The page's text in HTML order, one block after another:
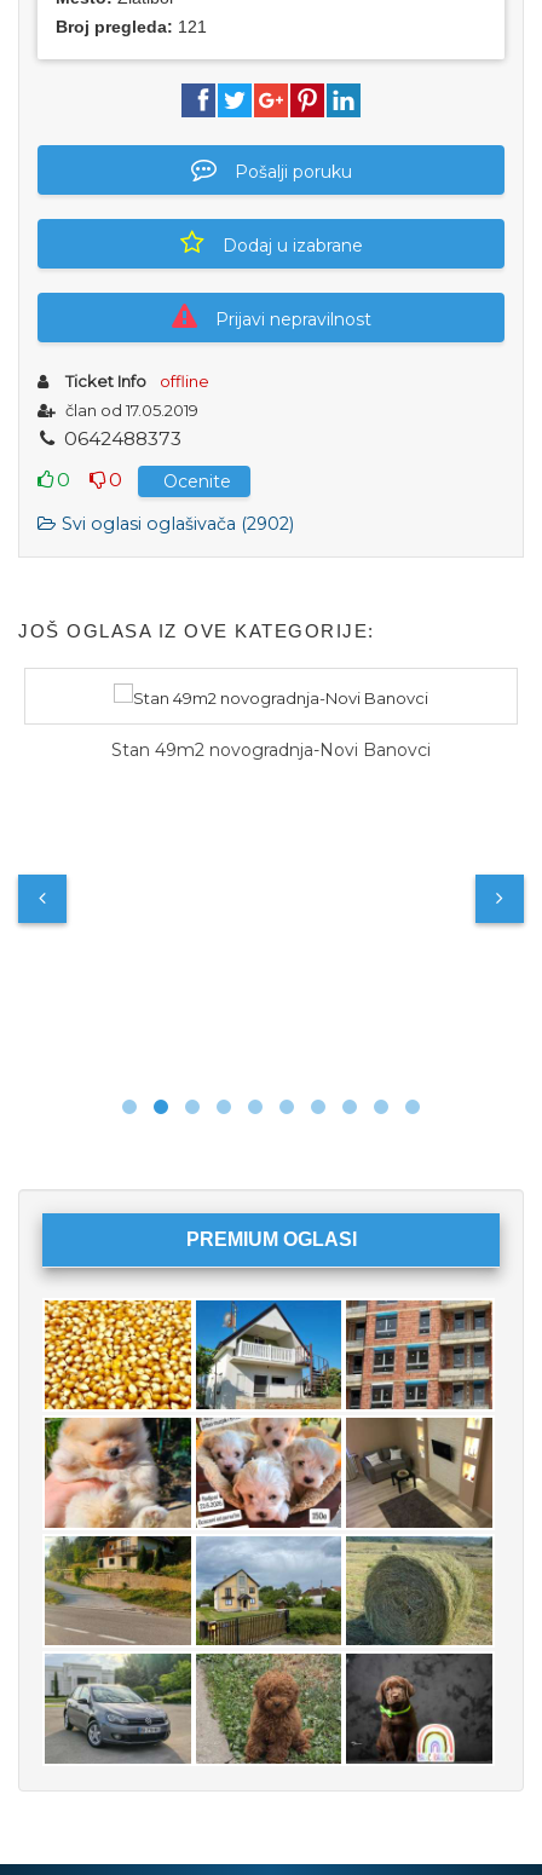
Broj pregleda: 121
Pošalji poruku
Dodaj u izabrane
Prijavi nepravilnost
Ticket Info
offline
član od 17.05.2019
0642488373
0
0
Ocenite
Svi oglasi oglašivača (2902)
JOŠ OGLASA IZ OVE KATEGORIJE:
Stan 49m2 novogradnja-Novi Banovci
PREMIUM OGLASI